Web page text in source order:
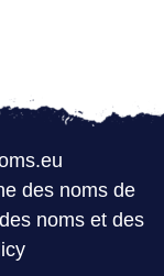
des noms de
noms et des